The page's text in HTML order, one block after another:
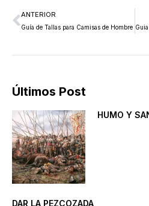
ANTERIOR
Guía de Tallas para Camisas de Hombre
Últimos Post
HUMO Y
DAR LA PEZCOZADA